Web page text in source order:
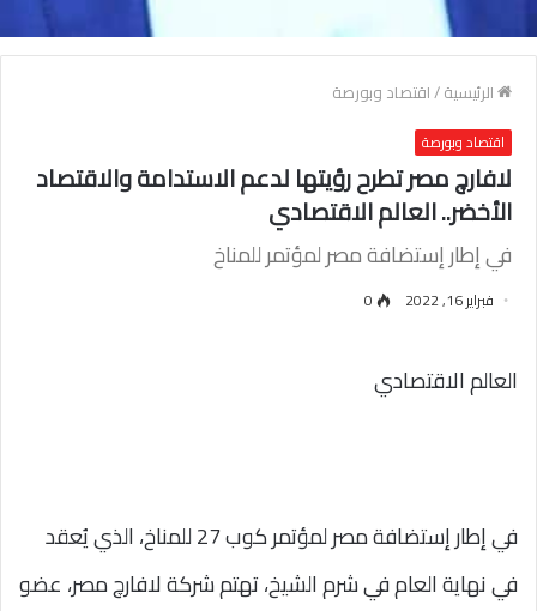
الرئيسية/اقتصاد وبورصة
اقتصاد وبورصة
لافارچ مصر تطرح رؤيتها لدعم الاستدامة والاقتصاد
الأخضر.. العالم الاقتصادي
في إطار إستضافة مصر لمؤتمر للمناخ
فبراير 16, 2022 0
العالم الاقتصادي
في إطار إستضافة مصر لمؤتمر كوب 27 للمناخ، الذي يُعقد
في نهاية العام في شرم الشيخ، تهتم شركة لافارچ مصر، عضو